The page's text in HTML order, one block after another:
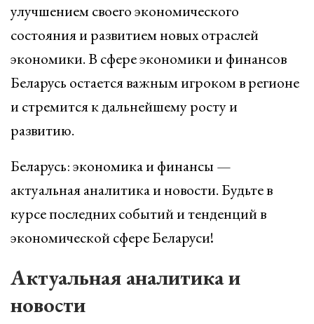
улучшением своего экономического
состояния и развитием новых отраслей
экономики. В сфере экономики и финансов
Беларусь остается важным игроком в регионе
и стремится к дальнейшему росту и
развитию.
Беларусь: экономика и финансы —
актуальная аналитика и новости. Будьте в
курсе последних событий и тенденций в
экономической сфере Беларуси!
Актуальная аналитика и
новости